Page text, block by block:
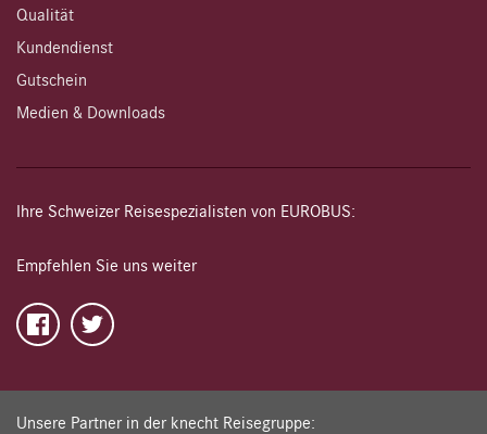
Qualität
Kundendienst
Gutschein
Medien & Downloads
Ihre Schweizer Reisespezialisten von EUROBUS:
Empfehlen Sie uns weiter
Unsere Partner in der knecht Reisegruppe: